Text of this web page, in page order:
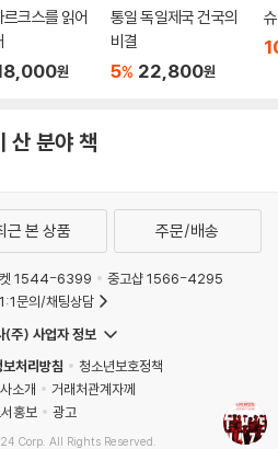
의 큰 비밀을 알고 있다고 믿었다. 1927
인식이 아니라 믿음을 최우선으로 한다
어야 한다. 오직 믿음만 이 국가를 창출
인 믿음이다.” …
방법을 알고 있다고 생각했다. 관건은
술은 대다수의 정서적인 관념을 이해하고
대중의 관심을, 뒤이어 마음을 얻어낼
에서
차가 국경 너머 폴란드로 진격한 순간부
족주의는 이제 새로운 차원으로 격상되
련을 공격하는 전쟁은 “절멸 전쟁”이
정치적 통솔자인 “정치위원들”을 “공
가는 과정에서 보여주는 현실 부정은
된다.
을 소개함으로써 역사의 흐름이 한눈에
은 한 시점이 아니라 필요한 순간마다
이들이 민주주의를 얼마나 쉽게 훼손했
배가 유대인과 사회주의자 때문이라는
대주의와 민족주의를 키웠다. 히틀러는
람의 마음속에 박혀 있는 분노를 정당화했
르크스를 읽어
원
통일 독일제국 건국의
비결
5% 22,800원
산 분야 책
근 본 상품 주문/배송
1544-6399
중고샵 1566-4295
문의/채팅상담
(주) 사업자 정보
처리방침
청소년보호정책
소개
거래처관계자께
홍보
광고
Corp. All Rights Reserved.